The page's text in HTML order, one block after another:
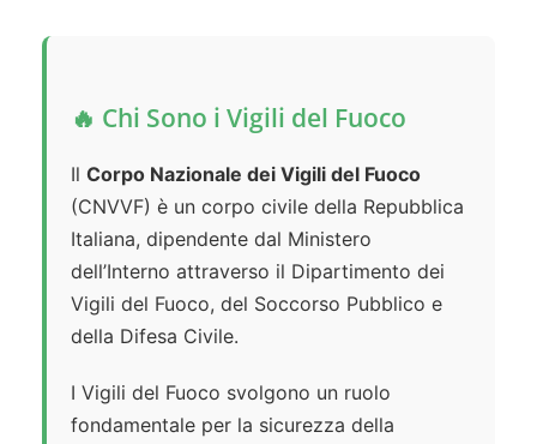
🔥 Chi Sono i Vigili del Fuoco
Il Corpo Nazionale dei Vigili del Fuoco
(CNVVF) è un corpo civile della Repubblica
Italiana, dipendente dal Ministero
dell’Interno attraverso il Dipartimento dei
Vigili del Fuoco, del Soccorso Pubblico e
della Difesa Civile.
I Vigili del Fuoco svolgono un ruolo
fondamentale per la sicurezza della